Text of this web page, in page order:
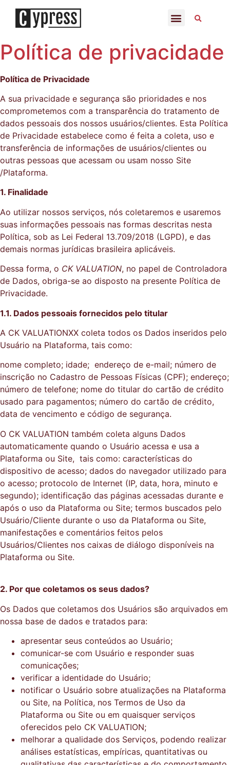
Política de privacidade
Política de Privacidade
A sua privacidade e segurança são prioridades e nos
comprometemos com a transparência do tratamento de
dados pessoais dos nossos usuários/clientes. Esta Política
de Privacidade estabelece como é feita a coleta, uso e
transferência de informações de usuários/clientes ou
outras pessoas que acessam ou usam nosso Site
/Plataforma.
1. Finalidade
Ao utilizar nossos serviços, nós coletaremos e usaremos
suas informações pessoais nas formas descritas nesta
Política, sob as Lei Federal 13.709/2018 (LGPD), e das
demais normas jurídicas brasileira aplicáveis.
Dessa forma, o CK VALUATION, no papel de Controladora
de Dados, obriga-se ao disposto na presente Política de
Privacidade.
1.1. Dados pessoais fornecidos pelo titular
A CK VALUATIONXX coleta todos os Dados inseridos pelo
Usuário na Plataforma, tais como:
nome completo; idade; endereço de e-mail; número de
inscrição no Cadastro de Pessoas Físicas (CPF); endereço;
número de telefone; nome do titular do cartão de crédito
usado para pagamentos; número do cartão de crédito,
data de vencimento e código de segurança.
O CK VALUATION também coleta alguns Dados
automaticamente quando o Usuário acessa e usa a
Plataforma ou Site, tais como: características do
dispositivo de acesso; dados do navegador utilizado para
o acesso; protocolo de Internet (IP, data, hora, minuto e
segundo); identificação das páginas acessadas durante e
após o uso da Plataforma ou Site; termos buscados pelo
Usuário/Cliente durante o uso da Plataforma ou Site,
manifestações e comentários feitos pelos
Usuários/Clientes nos caixas de diálogo disponíveis na
Plataforma ou Site.
2. Por que coletamos os seus dados?
Os Dados que coletamos dos Usuários são arquivados em
nossa base de dados e tratados para:
apresentar seus conteúdos ao Usuário;
comunicar-se com Usuário e responder suas
comunicações;
verificar a identidade do Usuário;
notificar o Usuário sobre atualizações na Plataforma
ou Site, na Política, nos Termos de Uso da
Plataforma ou Site ou em quaisquer serviços
oferecidos pelo CK VALUATION;
melhorar a qualidade dos Serviços, podendo realizar
análises estatísticas, empíricas, quantitativas ou